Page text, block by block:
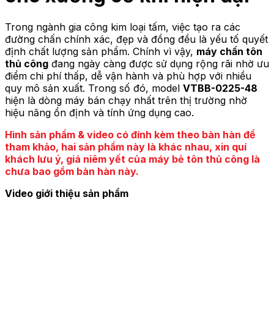
Trong ngành gia công kim loại tấm, việc tạo ra các
đường chấn chính xác, đẹp và đồng đều là yếu tố quyết
định chất lượng sản phẩm. Chính vì vậy, máy chấn tôn
thủ công đang ngày càng được sử dụng rộng rãi nhờ ưu
điểm chi phí thấp, dễ vận hành và phù hợp với nhiều
quy mô sản xuất. Trong số đó, model VTBB-0225-48
hiện là dòng máy bán chạy nhất trên thị trường nhờ
hiệu năng ổn định và tính ứng dụng cao.
Hình sản phẩm & video có đính kèm theo bàn hàn để
tham khảo, hai sản phẩm này là khác nhau, xin quí
khách lưu ý, giá niêm yết của máy bẻ tôn thủ công là
chưa bao gồm bàn hàn này.
Video giới thiệu sản phẩm